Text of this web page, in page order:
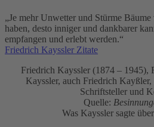
„Je mehr Unwetter und Stürme
haben, desto inniger und dankbarer
empfangen und erlebt werden.“
Friedrich Kayssler Zitate
Friedrich Kayssler (1874 – 1945),
Kayssler, auch Friedrich Kayßler,
Schriftsteller und
Quelle:
Was Kayssler sagte